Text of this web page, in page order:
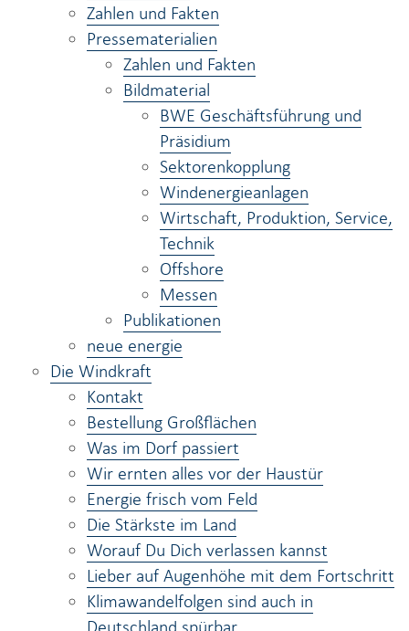
Zahlen und Fakten
Pressematerialien
Zahlen und Fakten
Bildmaterial
BWE Geschäftsführung und
Präsidium
Sektorenkopplung
Windenergieanlagen
Wirtschaft, Produktion, Service,
Technik
Offshore
Messen
Publikationen
neue energie
Die Windkraft
Kontakt
Bestellung Großflächen
Was im Dorf passiert
Wir ernten alles vor der Haustür
Energie frisch vom Feld
Die Stärkste im Land
Worauf Du Dich verlassen kannst
Lieber auf Augenhöhe mit dem Fortschritt
Klimawandelfolgen sind auch in